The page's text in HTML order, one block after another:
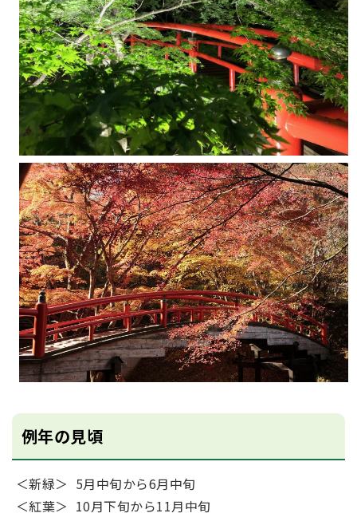
例年の見頃
＜新緑＞ 5月中旬から6月中旬
＜紅葉＞ 10月下旬から11月中旬